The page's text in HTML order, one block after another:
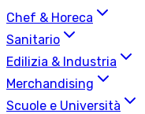
Chef & Horeca
Sanitario
Edilizia & Industria
Merchandising
Scuole e Università